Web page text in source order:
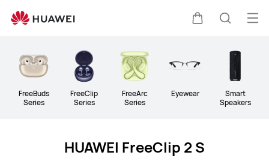
FreeBuds
Series
FreeClip
Series
FreeArc
Series
Eyewear
Smart
Speakers
HUAWEI FreeClip 2 S